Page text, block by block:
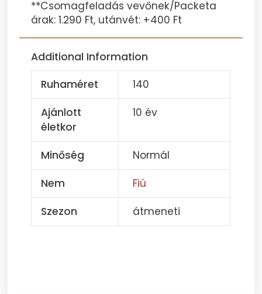
**Csomagfeladás vevőnek/Packeta
árak: 1.290 Ft, utánvét: +400 Ft
Additional Information
Ruhaméret
140
Ajánlott
életkor
10 év
Minőség
Normál
Nem
Fiú
Szezon
átmeneti